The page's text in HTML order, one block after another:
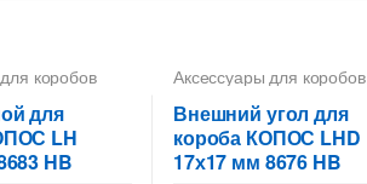
коробов
для
LH
HB
Аксессуары для коробов
Внешний угол для
короба КОПОС LHD
17х17 мм 8676 HB